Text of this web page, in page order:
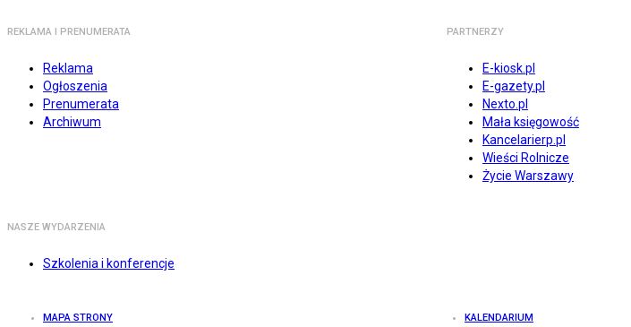
REKLAMA I PRENUMERATA
Reklama
Ogłoszenia
Prenumerata
Archiwum
PARTNERZY
E-kiosk.pl
E-gazety.pl
Nexto.pl
Mała księgowość
Kancelarierp.pl
Wieści Rolnicze
Życie Warszawy
NASZE WYDARZENIA
Szkolenia i konferencje
MAPA STRONY KALENDARIUM